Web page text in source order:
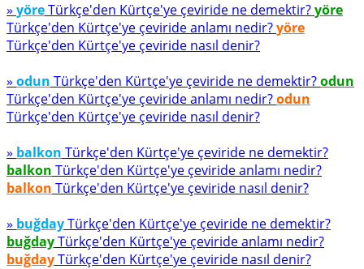
» yöreTürkçe'den Kürtçe'ye çeviride ne demektir?yöre
Türkçe'den Kürtçe'ye çeviride anlamı nedir?yöre
Türkçe'den Kürtçe'ye çeviride nasıl denir?
» odun Türkçe'den Kürtçe'ye çeviride ne demektir?odun
Türkçe'den Kürtçe'ye çeviride anlamı nedir?odun
Türkçe'den Kürtçe'ye çeviride nasıl denir?
» balkon Türkçe'den Kürtçe'ye çeviride ne demektir?
balkon Türkçe'den Kürtçe'ye çeviride anlamı nedir?
balkon Türkçe'den Kürtçe'ye çeviride nasıl denir?
» buğdayTürkçe'den Kürtçe'ye çeviride ne demektir?
buğdayTürkçe'den Kürtçe'ye çeviride anlamı nedir?
buğdayTürkçe'den Kürtçe'ye çeviride nasıl denir?